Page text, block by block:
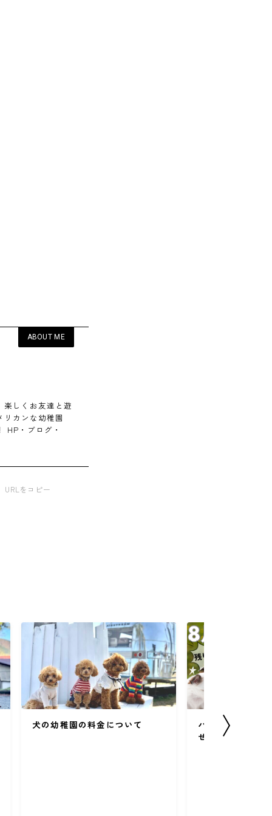
ABOUT ME
しくお友達と遊
カンな幼稚園
・ブログ・
URLをコピー
犬の幼稚園の料金について
パピーパーティ
せ